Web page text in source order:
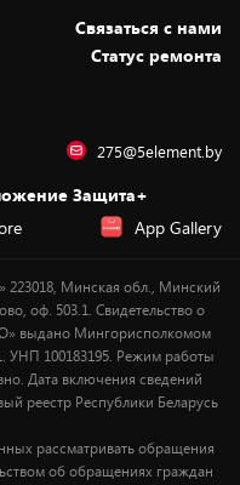
Cвязаться с нами
Статус ремонта
275@5element.by
Защита+
App Gallery
Минская обл., Минский
оф. 503.1. Свидетельство о
выдано Мингорисполкомом
УНП 100183195. Режим работы
Дата включения сведений
реестр Республики Беларусь
рассматривать обращения
об обращениях граждан